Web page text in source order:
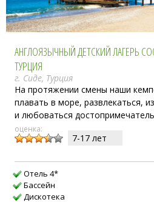
АНГЛОЯЗЫЧНЫЙ ДЕТСКИЙ ЛАГЕРЬ
ТУРЦИЯ
г. Сиде, Турция
На протяжении смены наши
плавать в море, развлекаться,
и любоваться
оценка:
7-17 лет
Отель 4*
Бассейн
Дискотека